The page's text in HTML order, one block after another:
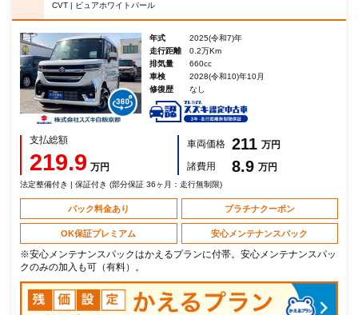
CVT | ピュアホワイトパール
年式
2025(令和7)年
走行距離
0.2万Km
排気量
660cc
車検
2028(令和10)年10月
修復歴
なし
支払総額
219.9 万円
車両価格 211 万円
諸費用
8.9 万円
法定整備付き | 保証付き (部分保証 36ヶ月：走行無制限)
パック料金あり プラチナクーポン
OK保証プレミアム 安心メンテナンスパック
※安心メンテナンスパックはかえるプランに付帯。安心メンテナンスパッ
クのみの加入も可（有料）。